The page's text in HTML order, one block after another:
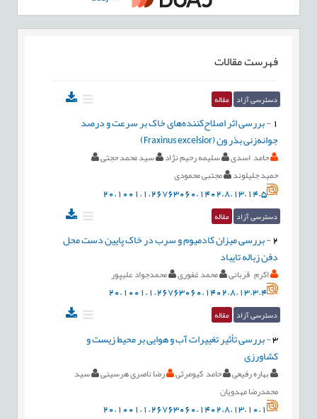
فهرست مقالات
دسترسی آزاد مقاله
-بررسی اثر اصلاح‌کننده‌های خاک بر سرعت و درصد
جوانه‌زنی بذر ون (Fraxinus excelsior)
حامد اسدی سلیمه رحیم نژاد
سید محمد حجتی
حمید جلیلوند
مجتبی محمودی
20.1001.1.26763060.1402.8.13.14.5
دسترسی آزاد مقاله
2
-بررسی میزان کادمیوم و سرب در خاک پایین دست محل
دفن زباله تایباد
اکرم قربانی محمد غفوری محمدجواد علیپور
20.1001.1.26763060.1402.8.13.3.4
دسترسی آزاد مقاله
3
-بررسی تأثیر تغییرات آب و هوایی بر محیط زیست و
کشاورزی
بهاره رفیعی حامد کیومرثی رضا ناصری هرسینی
سید
محمدرضا مهدویان
20.1001.1.26763060.1402.8.13.10.1